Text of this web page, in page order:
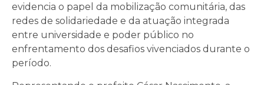
evidencia o papel da mobilização comunitária, das
redes de solidariedade e da atuação integrada
entre universidade e poder público no
enfrentamento dos desafios vivenciados durante o
período.